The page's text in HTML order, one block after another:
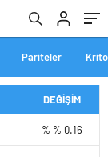
Pariteler
DEĞİŞİM
% % 0.16